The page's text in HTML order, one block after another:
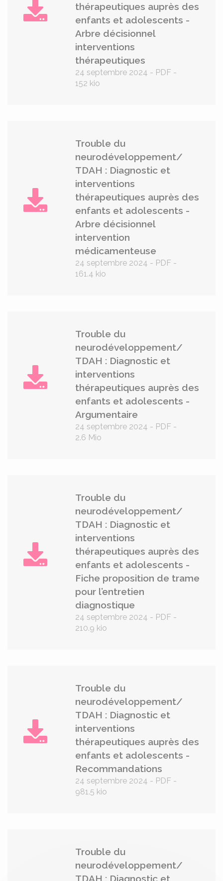
thérapeutiques auprès des
enfants et adolescents -
Arbre décisionnel
interventions
thérapeutiques
24 septembre 2024 - PDF -
152 kio
Trouble du
neurodéveloppement/
TDAH : Diagnostic et
interventions
thérapeutiques auprès des
enfants et adolescents -
Arbre décisionnel
intervention
médicamenteuse
24 septembre 2024 - PDF -
161.4 kio
Trouble du
neurodéveloppement/
TDAH : Diagnostic et
interventions
thérapeutiques auprès des
enfants et adolescents -
Argumentaire
24 septembre 2024 - PDF -
2.6 Mio
Trouble du
neurodéveloppement/
TDAH : Diagnostic et
interventions
thérapeutiques auprès des
enfants et adolescents -
Fiche proposition de trame
pour l’entretien
diagnostique
24 septembre 2024 - PDF -
210.9 kio
Trouble du
neurodéveloppement/
TDAH : Diagnostic et
interventions
thérapeutiques auprès des
enfants et adolescents -
Recommandations
24 septembre 2024 - PDF -
981.5 kio
Trouble du
neurodéveloppement/
TDAH : Diagnostic et